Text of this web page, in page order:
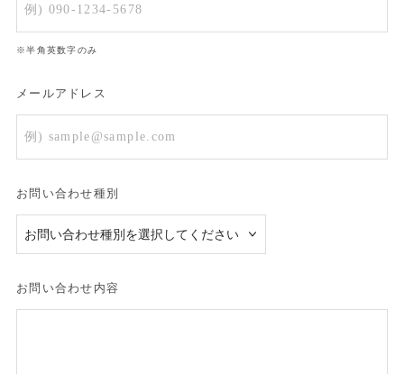
※半角英数字のみ
メールアドレス
お問い合わせ種別
お問い合わせ内容